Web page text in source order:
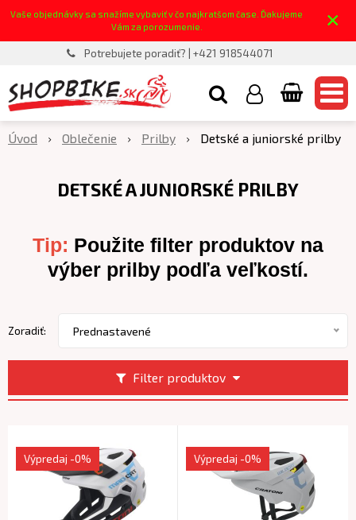
Vaše objednávky sa snažíme vybaviť v čo najkratšom čase. Ďakujeme
Vám za porozumenie.
×
Potrebujete poradiť? | +421 918544071
Úvod Oblečenie Prilby Detské a juniorské prilby
DETSKÉ A JUNIORSKÉ PRILBY
Tip: Použite filter produktov na
výber prilby podľa veľkostí.
Filter produktov
Zoradiť: Prednastavené
Výpredaj -0% Výpredaj -0%